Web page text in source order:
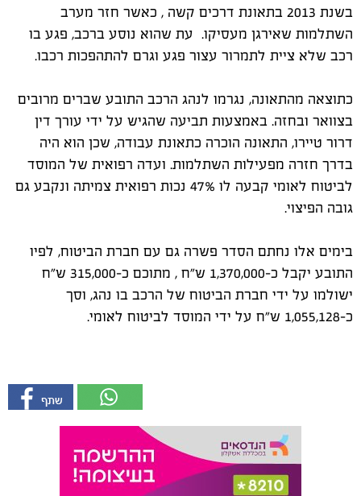
בשנת 2013 בתאונת דרכים קשה , כאשר חזר מערב
השתלמות שאירגן מעסיקו. עת שהוא נוסע ברכב, פגע בו
רכב שלא ציית לתמרור עצור פגע וגרם להתהפכות רכבו.
כתוצאה מהתאונה, נגרמו לנהג הרכב התובע שברים מרובים
בצוואר ובחזה. באמצעות תביעה שהגיש על ידי עורך דין
דרור טיירו, התאונה הוכרה כתאונת עבודה, שכן הוא היה
בדרך חזרה מפעילות השתלמות. ועדה רפואית של המוסד
לביטוח לאומי קבעה לו 47% נכות רפואית צמיתה ונקבע גם
גובה הפיצוי.
בימים אלו נחתם הסדר פשרה גם עם חברת הביטוח, לפיו
התובע יקבל כ-1,370,000 ש"ח , מתוכם כ-315,000 ש"ח
ישולמו על ידי חברת הביטוח של הרכב בו נהג, וסך
כ-1,055,128 ש"ח על ידי המוסד לביטוח לאומי.